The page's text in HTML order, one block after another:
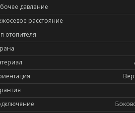
давление
расстояние
отопителя